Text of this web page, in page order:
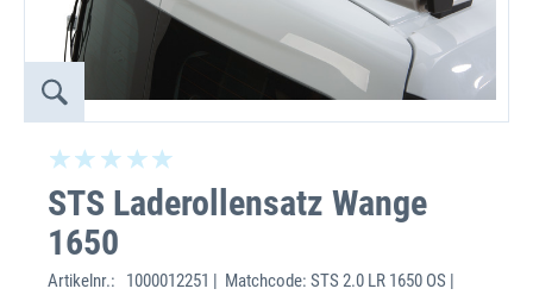
STS Laderollensatz Wange
1650
Artikelnr.:
1000012251 | Matchcode: STS 2.0 LR 1650 OS |